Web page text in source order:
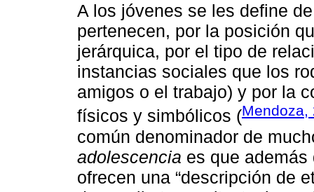
A los jóvenes se les define
pertenecen, por la posición
jerárquica, por el tipo de
instancias sociales que los
amigos o el trabajo) y por la
físicos y simbólicos (Mendoza,
común denominador de
adolescencia es que
ofrecen una “descripción de